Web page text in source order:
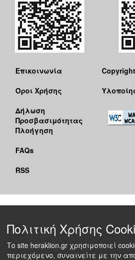
Επικοινωνία
Όροι Χρήσης
Δήλωση
Προσβασιμότητας
Πλοήγηση
FAQs
RSS
Πολιτική Χρήσης
Το site heraklion.gr χρησιμοποιεί
περιεχόμενο, συναινείτε με την